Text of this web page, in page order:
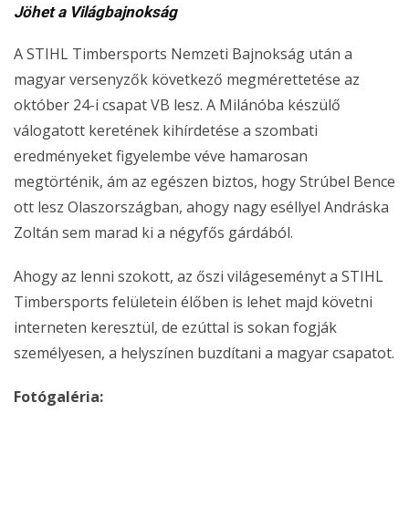
Jöhet a Világbajnokság
A STIHL Timbersports Nemzeti Bajnokság után a
magyar versenyzők következő megmérettetése az
október 24-i csapat VB lesz. A Milánóba készülő
válogatott keretének kihírdetése a szombati
eredményeket figyelembe véve hamarosan
megtörténik, ám az egészen biztos, hogy Strúbel Bence
ott lesz Olaszországban, ahogy nagy eséllyel Andráska
Zoltán sem marad ki a négyfős gárdából.
Ahogy az lenni szokott, az őszi világeseményt a STIHL
Timbersports felületein élőben is lehet majd követni
interneten keresztül, de ezúttal is sokan fogják
személyesen, a helyszínen buzdítani a magyar csapatot.
Fotógaléria: